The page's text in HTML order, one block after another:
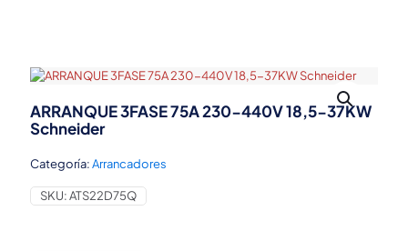
ARRANQUE 3FASE 75A 230-440V 18,5-37KW
Schneider
Categoría:Arrancadores
SKU:ATS22D75Q